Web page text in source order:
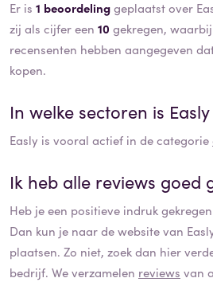
Er is 1 beoordelinggeplaatst over
zij als cijfer een 10 gekregen, waarbij
recensenten hebben aangegeven
kopen.
In welke sectoren is Easly
Easly is vooral actief in de categorie
Ik heb alle reviews goed
Heb je een positieve indruk
Dan kun je naar de website van
plaatsen. Zo niet, zoek dan hier
bedrijf. We verzamelen reviews van